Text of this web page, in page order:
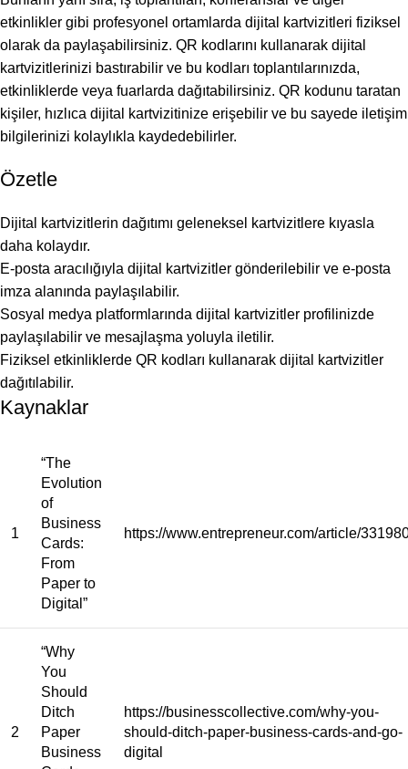
etkinlikler gibi profesyonel ortamlarda dijital kartvizitleri fiziksel
olarak da paylaşabilirsiniz. QR kodlarını kullanarak dijital
kartvizitlerinizi bastırabilir ve bu kodları toplantılarınızda,
etkinliklerde veya fuarlarda dağıtabilirsiniz. QR kodunu taratan
kişiler, hızlıca dijital kartvizitinize erişebilir ve bu sayede iletişim
bilgilerinizi kolaylıkla kaydedebilirler.
Özetle
Dijital kartvizitlerin dağıtımı geleneksel kartvizitlere kıyasla
daha kolaydır.
E-posta aracılığıyla dijital kartvizitler gönderilebilir ve e-posta
imza alanında paylaşılabilir.
Sosyal medya platformlarında dijital kartvizitler profilinizde
paylaşılabilir ve mesajlaşma yoluyla iletilir.
Fiziksel etkinliklerde QR kodları kullanarak dijital kartvizitler
dağıtılabilir.
Kaynaklar
1
“The
Evolution
of
Business
Cards:
From
Paper to
Digital”
https://www.entrepreneur.com/article/
2
“Why
You
Should
Ditch
Paper
Business
https://businesscollective.com/why-you-
should-ditch-paper-business-cards-and-go-
digital